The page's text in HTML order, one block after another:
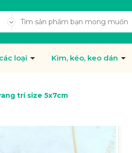
loại Kìm, kéo, keo dán
trí size 5x7cm